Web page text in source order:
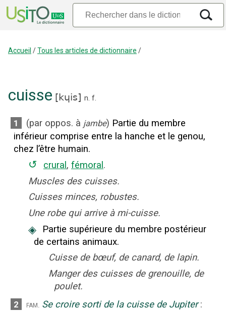
Accueil /Tous les articles de dictionnaire /
cuisse [kɥis] n. f.
1 (par oppos. à jambe) Partie du membre
inférieur comprise entre la hanche et le genou,
chez l’être humain.
↺ crural , fémoral .
Muscles des cuisses.
Cuisses minces, robustes.
Une robe qui arrive à mi-cuisse.
◈
Partie supérieure du membre postérieur
de certains animaux.
Cuisse de bœuf, de canard, de lapin.
Manger des cuisses de grenouille, de
poulet.
2 fam. Se croire sorti de la cuisse de Jupiter :